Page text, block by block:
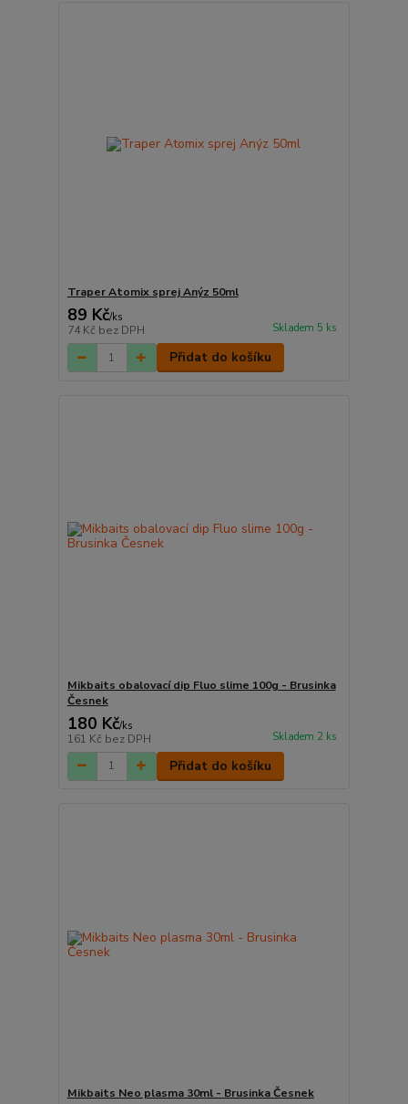
Traper Atomix sprej Anýz 50ml
89 Kč/ks
74 Kč bez DPH Skladem 5 ks
Přidat do košíku
Mikbaits obalovací dip Fluo slime 100g - Brusinka
Česnek
180 Kč/ks
161 Kč bez DPH Skladem 2 ks
Přidat do košíku
Mikbaits Neo plasma 30ml - Brusinka Česnek